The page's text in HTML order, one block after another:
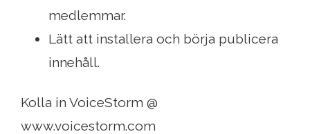
medlemmar.
Lätt att installera och börja publicera
innehåll.
Kolla in VoiceStorm @
www.voicestorm.com